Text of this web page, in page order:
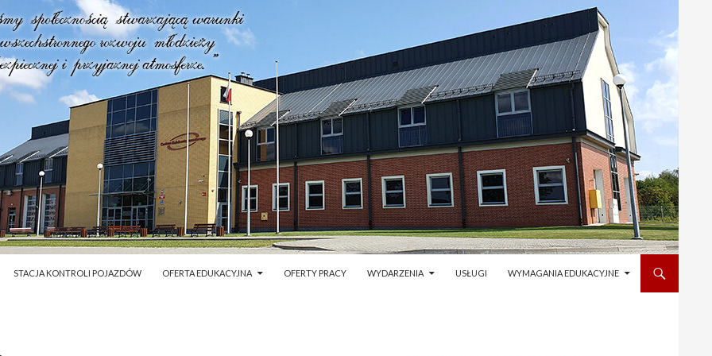
STACJA KONTROLI POJAZDÓW OFERTA EDUKACYJNA OFERTY PRACY WYDARZENIA USŁUGI WYMAGANIA EDUKACYJNE